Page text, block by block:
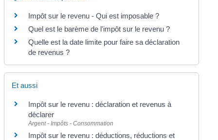
Impôt sur le revenu - Qui est imposable ?
Quel est le barème de l'impôt sur le revenu ?
Quelle est la date limite pour faire sa déclaration
de revenus ?
Et aussi
Impôt sur le revenu : déclaration et revenus à
déclarer
Argent - Impôts - Consommation
Impôt sur le revenu : déductions, réductions et